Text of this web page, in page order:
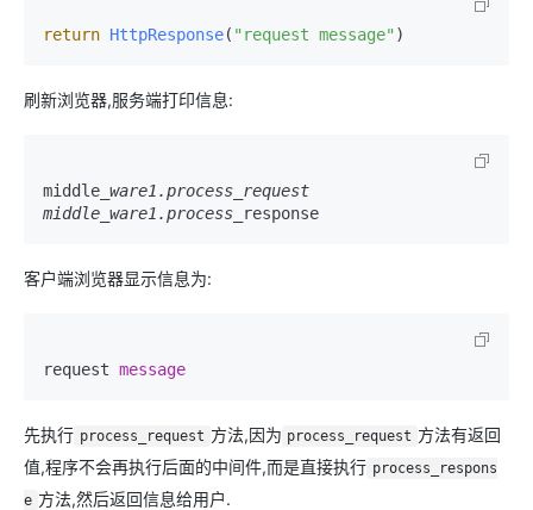
return HttpResponse( "request message" )
刷新浏览器,服务端打印信息:
middle _ware1.process_request
middle_ware1.process_
response
客户端浏览器显示信息为:
request message
先执行 process_request 方法,因为 process_request 方法有返回
值,程序不会再执行后面的中间件,而是直接执行 process_respons
e 方法,然后返回信息给用户.